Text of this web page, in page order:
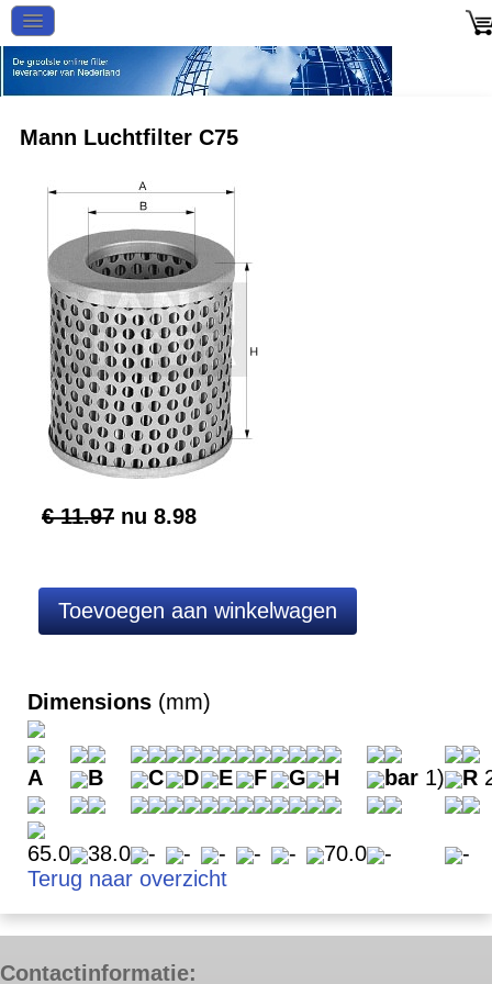
Mann Luchtfilter C75
€ 11.97 nu 8.98
Dimensions (mm)
A B C D E F G H bar 1) R
65.0 38.0 - - - - - 70.0 -
-
Terug naar overzicht
Contactinformatie: